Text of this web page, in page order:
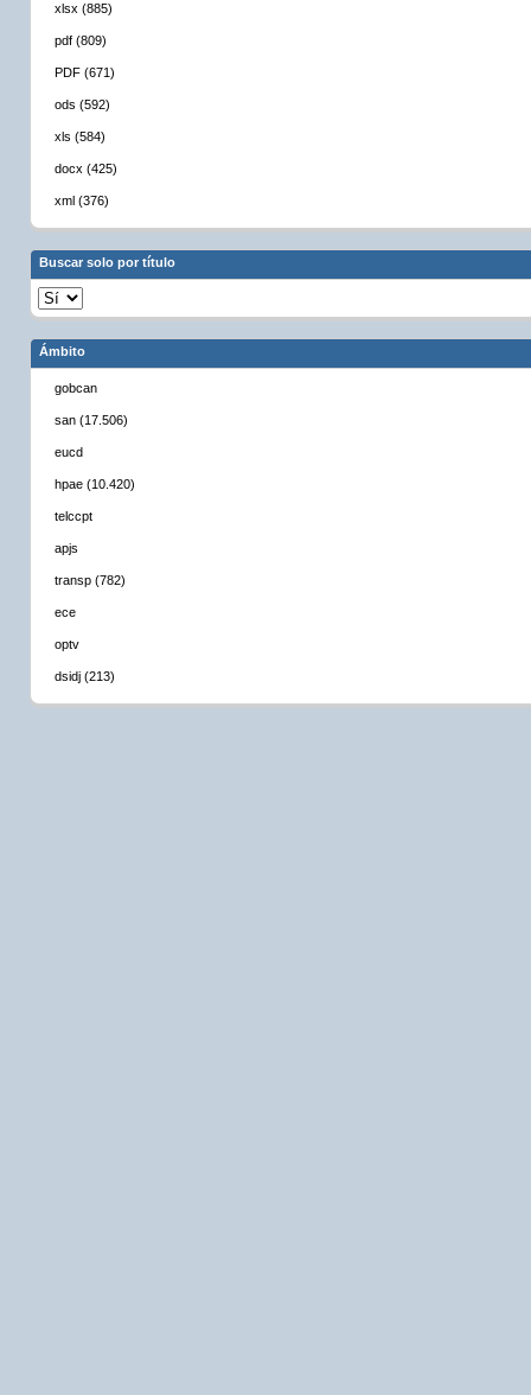
xlsx (885)
pdf (809)
PDF (671)
ods (592)
xls (584)
docx (425)
xml (376)
Buscar solo por título
Ámbito
gobcan
san (17.506)
eucd
hpae (10.420)
telccpt
apjs
transp (782)
ece
optv
dsidj (213)